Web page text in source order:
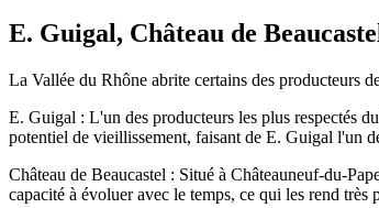
E. Guigal, Château de
La Vallée du Rhône abrite certains des producteurs
E. Guigal : L'un des producteurs les plus respectés
potentiel de vieillissement, faisant de E. Guigal l'un
Château de Beaucastel : Situé à Châteauneuf-du-
capacité à évoluer avec le temps, ce qui les rend très